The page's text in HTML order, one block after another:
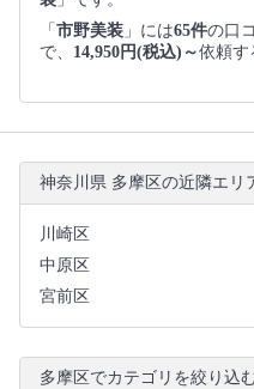
「 市野美装 」には65件の口
で、 14,950円(税込)～依頼す
神奈川県 多摩区の近隣エリ
川崎区
中原区
宮前区
多摩区でカテゴリを絞り込